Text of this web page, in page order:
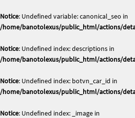
Notice: Undefined variable: canonical_seo in
/home/banotolexus/public_html/actions/
Notice: Undefined index: descriptions in
/home/banotolexus/public_html/actions/
Notice: Undefined index: botvn_car_id in
/home/banotolexus/public_html/actions/
Notice: Undefined index: _image in